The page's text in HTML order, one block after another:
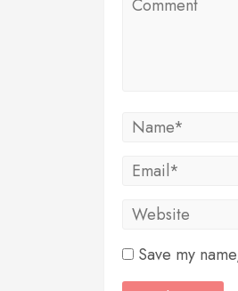
Save my